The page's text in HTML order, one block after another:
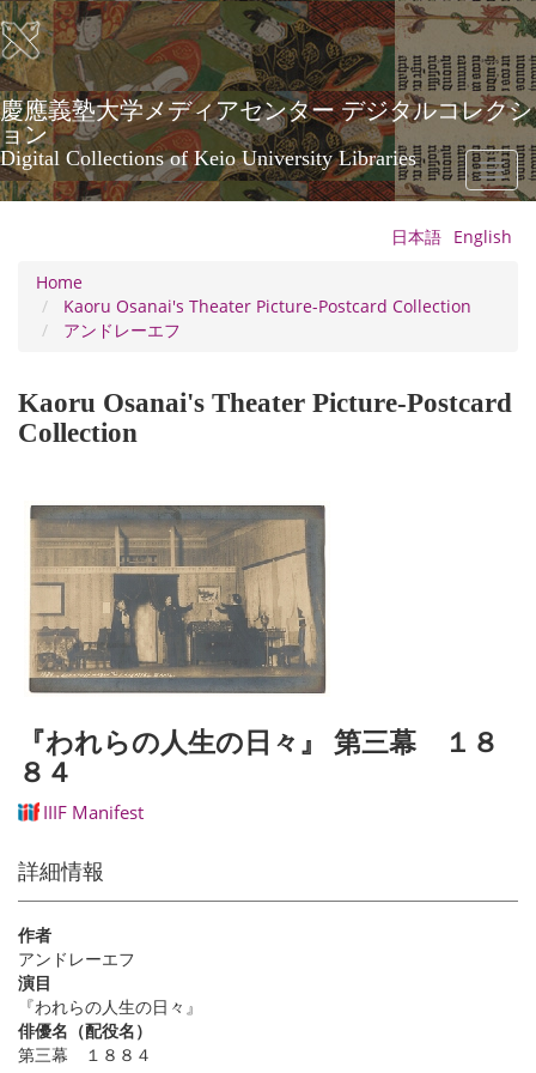
Skip
to
main
content
慶應義塾大学メディアセンター デジタルコレクシ
ョン
Digital Collections of Keio University Libraries
Toggle
日本語 English
Home
Kaoru Osanai's Theater Picture-Postcard Collection
アンドレーエフ
Kaoru Osanai's Theater Picture-Postcard
Collection
『われらの人生の日々』 第三幕 １８
８４
IIIF Manifest
詳細情報
作者
アンドレーエフ
演目
『われらの人生の日々』
俳優名（配役名）
第三幕 １８８４